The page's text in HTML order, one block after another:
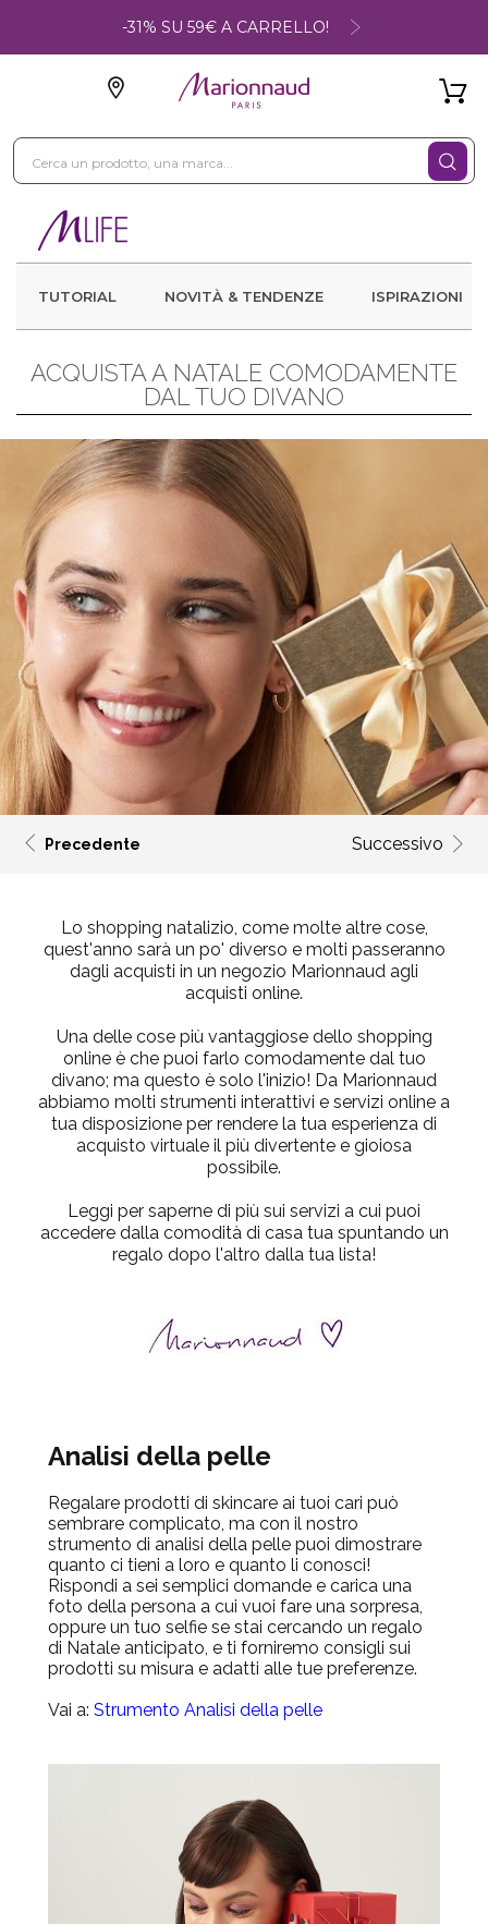
-31% SU 59€ A CARRELLO!
TUTORIAL NOVITÀ & TENDENZE ISPIRAZIONI
ACQUISTA A NATALE COMODAMENTE
DAL TUO DIVANO
Precedente Successivo
Lo shopping natalizio, come molte altre cose,
quest'anno sarà un po' diverso e molti passeranno
dagli acquisti in un negozio Marionnaud agli
acquisti online.
Una delle cose più vantaggiose dello shopping
online è che puoi farlo comodamente dal tuo
divano; ma questo è solo l'inizio! Da Marionnaud
abbiamo molti strumenti interattivi e servizi online a
tua disposizione per rendere la tua esperienza di
acquisto virtuale il più divertente e gioiosa
possibile.
Leggi per saperne di più sui servizi a cui puoi
accedere dalla comodità di casa tua spuntando un
regalo dopo l'altro dalla tua lista!
Analisi della pelle
Regalare prodotti di skincare ai tuoi cari può
sembrare complicato, ma con il nostro
strumento di analisi della pelle puoi dimostrare
quanto ci tieni a loro e quanto li conosci!
Rispondi a sei semplici domande e carica una
foto della persona a cui vuoi fare una sorpresa,
oppure un tuo selfie se stai cercando un regalo
di Natale anticipato, e ti forniremo consigli sui
prodotti su misura e adatti alle tue preferenze.
Vai a: Strumento Analisi della pelle